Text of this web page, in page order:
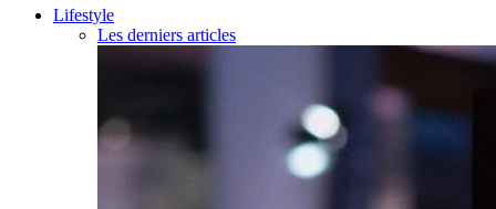
Lifestyle
Les derniers articles